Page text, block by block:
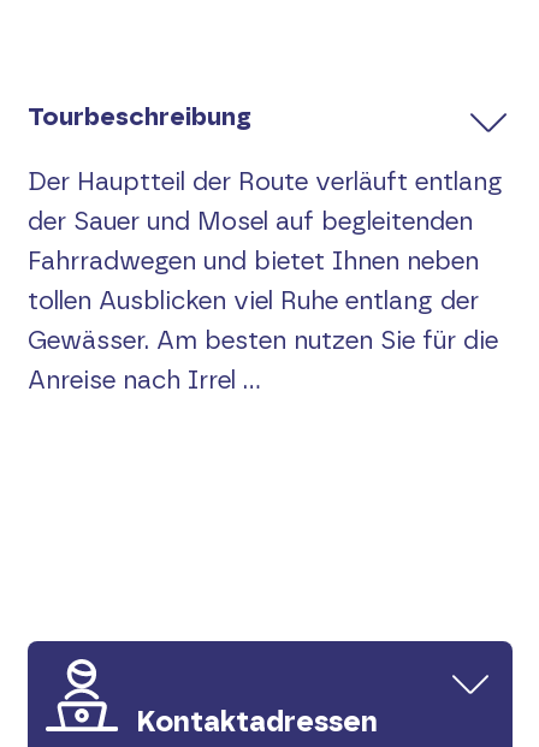
Suche
English
Tourbeschreibung
Der Hauptteil der Route verläuft entlang
der Sauer und Mosel auf begleitenden
Fahrradwegen und bietet Ihnen neben
tollen Ausblicken viel Ruhe entlang der
Gewässer. Am besten nutzen Sie für die
Anreise nach Irrel ...
Kontaktadressen